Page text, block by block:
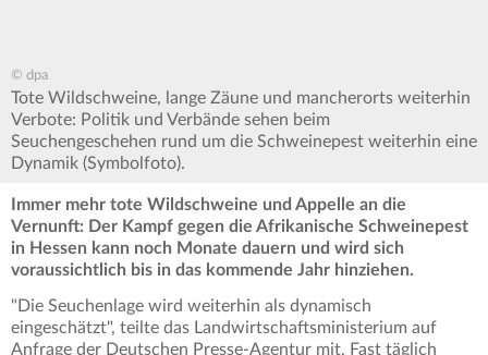
© dpa
Tote Wildschweine, lange Zäune und mancherorts weiterhin
Verbote: Politik und Verbände sehen beim
Seuchengeschehen rund um die Schweinepest weiterhin eine
Dynamik (Symbolfoto).
Immer mehr tote Wildschweine und Appelle an die
Vernunft: Der Kampf gegen die Afrikanische Schweinepest
in Hessen kann noch Monate dauern und wird sich
voraussichtlich bis in das kommende Jahr hinziehen.
"Die Seuchenlage wird weiterhin als dynamisch
eingeschätzt", teilte das Landwirtschaftsministerium auf
Anfrage der Deutschen Presse-Agentur mit. Fast täglich